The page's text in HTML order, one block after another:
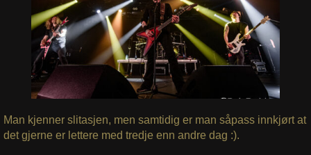
Man kjenner slitasjen, men samtidig er man såpass innkjørt at
det gjerne er lettere med tredje enn andre dag :).